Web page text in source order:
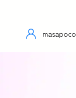
masapoco